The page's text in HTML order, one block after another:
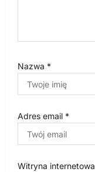
Nazwa *
Adres email *
Witryna internetowa